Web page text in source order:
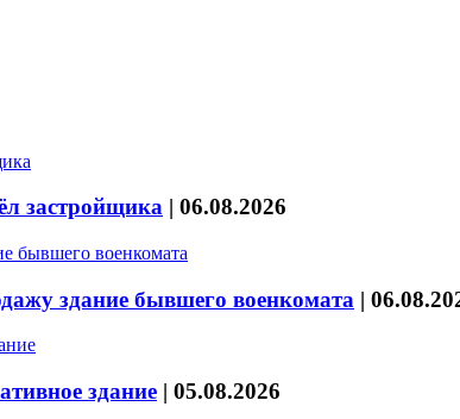
застройщика | 06.08.2026
здание бывшего военкомата |
здание | 05.08.2026